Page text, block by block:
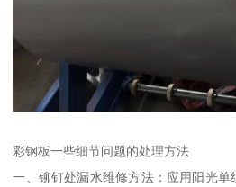
彩钢板一些细节问题的处理方法
一、铆钉处漏水维修方法：应用阳光单